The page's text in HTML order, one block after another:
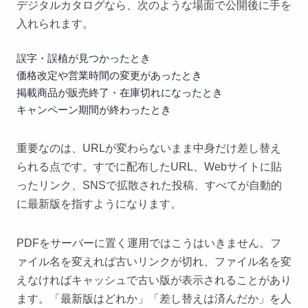
デジタルカタログなら、次のような場面で公開後に手を
入れられます。
誤字・誤植が見つかったとき
価格改定や営業時間の変更があったとき
掲載商品が販売終了・在庫切れになったとき
キャンペーン期間が終わったとき
重要なのは、 URLが変わらないまま中身だけ差し替え
られる 点です。すでに配布したURL、Webサイトに貼
ったリンク、SNSで拡散された投稿、すべてが自動的
に最新版を指すようになります。
PDFをサーバーに置く運用ではこうはいきません。フ
ァイル名を変えれば古いリンクが切れ、ファイル名を変
えなければキャッシュで古い版が表示されることがあり
ます。「最新版はどれか」「差し替えは済んだか」を人